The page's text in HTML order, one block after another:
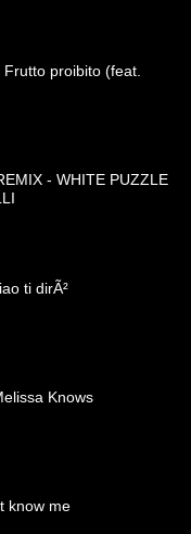
proibito (feat.
- WHITE PUZZLE
ti dirÃ²
Knows
know me